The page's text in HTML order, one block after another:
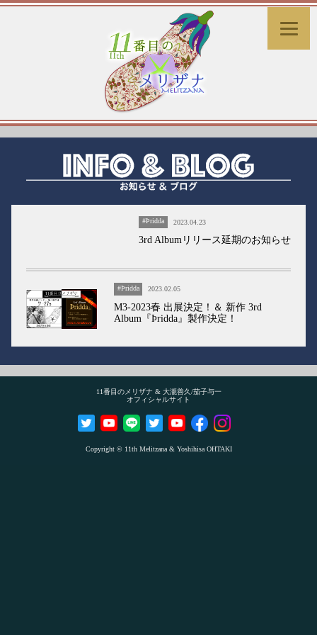
#Þridda 2023.04.23
3rd Albumリリース延期のお知らせ
#Þridda 2023.02.05
M3-2023春 出展決定！＆ 新作 3rd
Album『Þridda』製作決定！
11番目のメリザナ & 大瀧善久/茄子与一
オフィシャルサイト
Copyright © 11th Melitzana & Yoshihisa OHTAKI